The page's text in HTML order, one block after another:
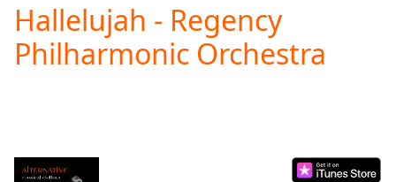
Video
Play
Skip
Backward
Time0:00
Hallelujah - Regency
Philharmonic Orchestra